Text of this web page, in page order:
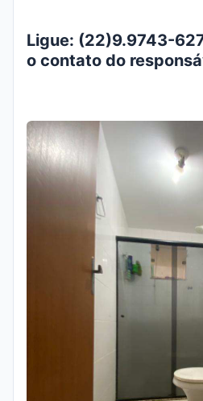
Ligue: (22)9.9743-
o contato do